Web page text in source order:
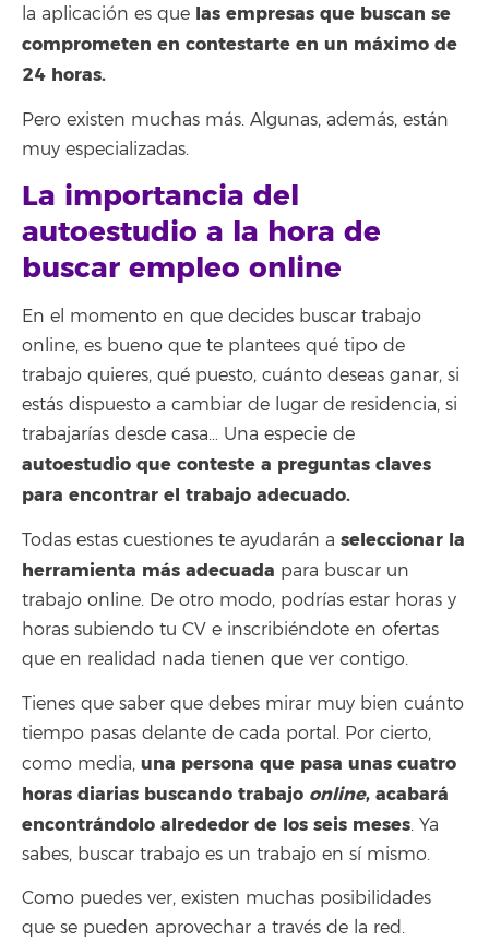
la aplicación es que las empresas que buscan se
comprometen en contestarte en un máximo de
24 horas.
Pero existen muchas más. Algunas, además, están
muy especializadas.
La importancia del
autoestudio a la hora de
buscar empleo online
En el momento en que decides buscar trabajo
online, es bueno que te plantees qué tipo de
trabajo quieres, qué puesto, cuánto deseas ganar, si
estás dispuesto a cambiar de lugar de residencia, si
trabajarías desde casa… Una especie de
autoestudio que conteste a preguntas claves
para encontrar el trabajo adecuado.
Todas estas cuestiones te ayudarán a seleccionar la
herramienta más adecuada para buscar un
trabajo online. De otro modo, podrías estar horas y
horas subiendo tu CV e inscribiéndote en ofertas
que en realidad nada tienen que ver contigo.
Tienes que saber que debes mirar muy bien cuánto
tiempo pasas delante de cada portal. Por cierto,
como media, una persona que pasa unas cuatro
horas diarias buscando trabajo online, acabará
encontrándolo alrededor de los seis meses. Ya
sabes, buscar trabajo es un trabajo en sí mismo.
Como puedes ver, existen muchas posibilidades
que se pueden aprovechar a través de la red.